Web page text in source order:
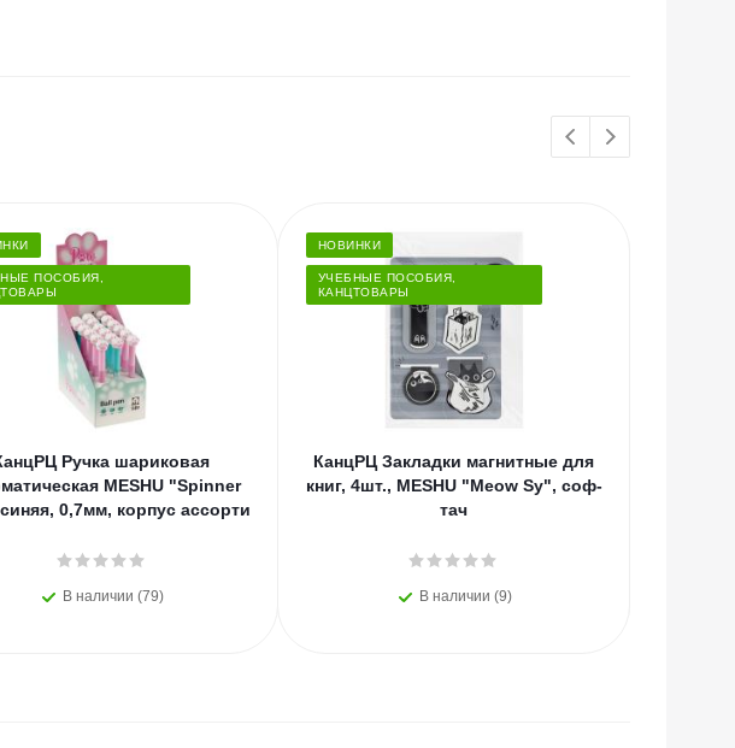
ПОСОБИЯ,
Ручка шариковая
MESHU "Spinner
0,7мм, корпус ассорти
В наличии (79)
НОВИНКИ
УЧЕБНЫЕ ПОСОБИЯ,
КАНЦТОВАРЫ
КанцРЦ Закладки магнитные для
книг, 4шт., MESHU "Meow Sy", соф-
тач
В наличии (9)